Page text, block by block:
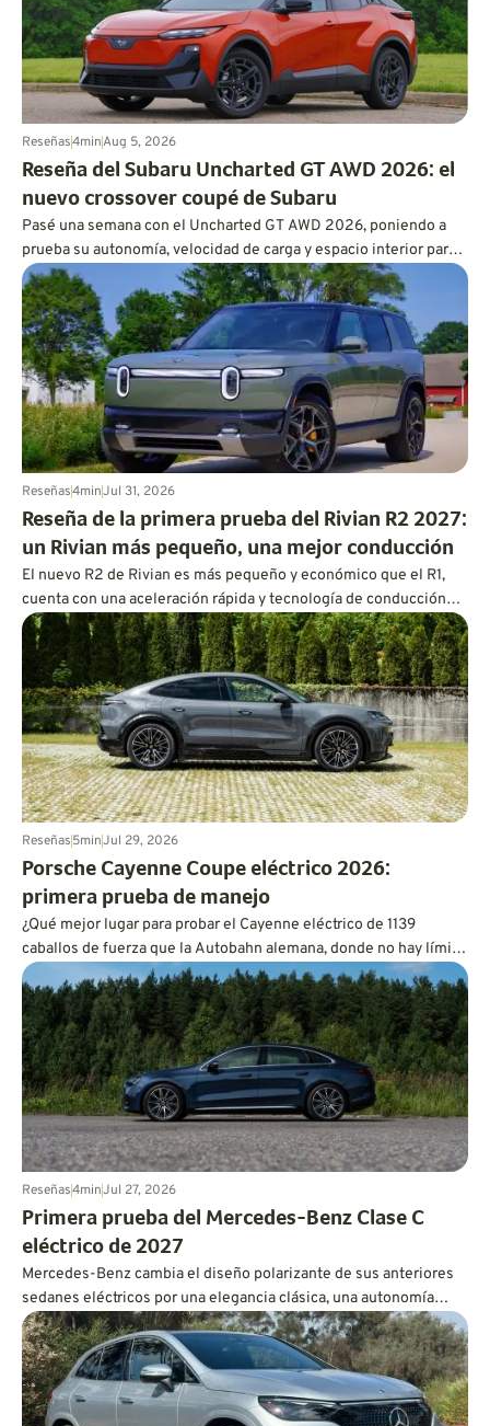
Reseñas4minAug 5, 2026
Reseña del Subaru Uncharted GT AWD 2026: el
nuevo crossover coupé de Subaru
Pasé una semana con el Uncharted GT AWD 2026, poniendo a
prueba su autonomía, velocidad de carga y espacio interior para
ver si realmente vale la pena apostar por él.
Reseñas4minJul 31, 2026
Reseña de la primera prueba del Rivian R2 2027:
un Rivian más pequeño, una mejor conducción
El nuevo R2 de Rivian es más pequeño y económico que el R1,
cuenta con una aceleración rápida y tecnología de conducción
manos libres, y su precio inicial será inferior a los 47 000 $.
Reseñas5minJul 29, 2026
Porsche Cayenne Coupe eléctrico 2026:
primera prueba de manejo
¿Qué mejor lugar para probar el Cayenne eléctrico de 1139
caballos de fuerza que la Autobahn alemana, donde no hay límite
de velocidad que te detenga?
Reseñas4minJul 27, 2026
Primera prueba del Mercedes-Benz Clase C
eléctrico de 2027
Mercedes-Benz cambia el diseño polarizante de sus anteriores
sedanes eléctricos por una elegancia clásica, una autonomía
considerable y una conducción extremadamente suave.